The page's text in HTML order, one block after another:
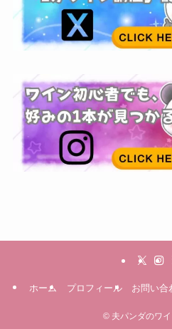
ホーム プロフィール お問い合
©夫パンダのワイ